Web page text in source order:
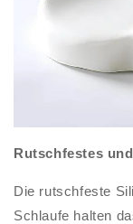
Rutschfestes
Die rutschfeste
Schlaufe halten